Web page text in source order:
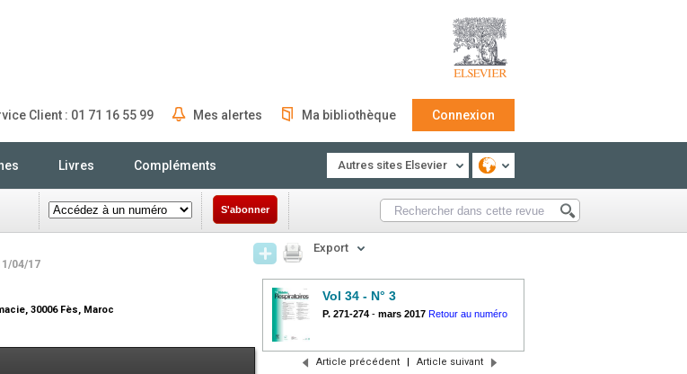
Client : 01 71 16 55 99 Mes alertes Ma bibliothèque Connexion
Livres Compléments Autres sites Elsevier
S'abonner
04/17
30006 Fès, Maroc
Export
Vol 34 - N° 3
P. 271-274 - mars 2017 Retour au numéro
Article précédent | Article suivant